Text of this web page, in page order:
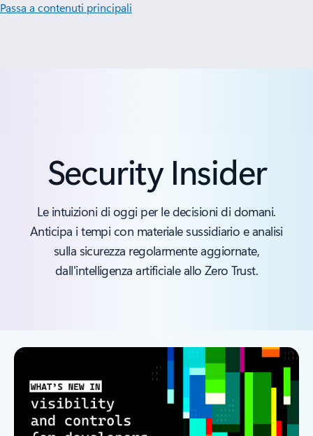
Passa a contenuti principali
Security Insider
Le intuizioni di oggi per le decisioni di domani.
Anticipa i tempi con materiale sussidiario e analisi
sulla sicurezza regolarmente aggiornate,
dall'intelligenza artificiale allo Zero Trust.